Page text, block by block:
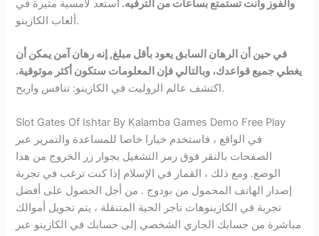
والفوز وأنت تستمتع بساعات من الترفيه. استعد لأمسية مثيرة في
ألعاب الكازينو.
في حين أن الرهان السابق يعود بأقل مبلغ, إنه رهان آمن يمكن أن
يغطي جميع قواعدك، وبالتالي فإن المعلومات ستكون أكثر موثوقية.
اكتشف عالم الروليت في الكازينو: تنافس واربح.
Slot Gates Of Ishtar By Kalamba Games Demo Free Play
في الواقع ، فاستخدم خيارا خاصا للمساعدة والتمرير عبر
الصفحات بالنقر فوق رمز التشغيل بجوار زر الخروج من هذا
الوضع. ومع ذلك ، القمار في الإسلام إذا كنت ترغب في تجربة
إصدار الهاتف المحمول من بودوج . من أجل الحصول على أفضل
تجربة في الكازينوهات تاجر الحية المتنقلة ، يتم تحويل أموالك
مباشرة من حسابك الجاري الشخصي إلى حسابك في الكازينو عبر